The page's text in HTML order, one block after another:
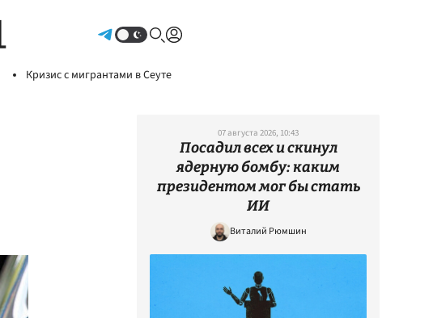
Кризис с мигрантами в Сеуте
07 августа 2026, 10:43
Посадил всех и скинул
ядерную бомбу: каким
президентом мог бы стать
ИИ
Виталий Рюмшин